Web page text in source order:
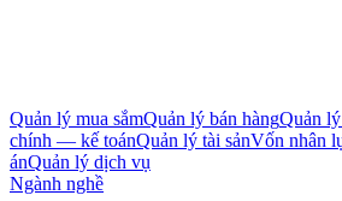
Quản lý mua sắmQuản lý bán hàngQuản
chính — kế toánQuản lý tài sảnVốn nhân
ánQuản lý dịch vụ
Ngành nghề